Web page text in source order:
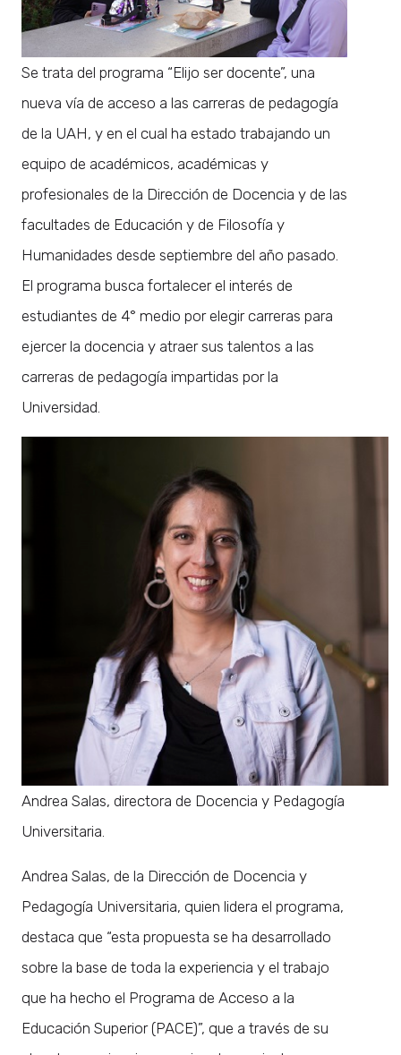
Se trata del programa “Elijo ser docente”, una
nueva vía de acceso a las carreras de pedagogía
de la UAH, y en el cual ha estado trabajando un
equipo de académicos, académicas y
profesionales de la Dirección de Docencia y de las
facultades de Educación y de Filosofía y
Humanidades desde septiembre del año pasado.
El programa busca fortalecer el interés de
estudiantes de 4° medio por elegir carreras para
ejercer la docencia y atraer sus talentos a las
carreras de pedagogía impartidas por la
Universidad.
Andrea Salas, directora de Docencia y Pedagogía
Universitaria.
Andrea Salas, de la Dirección de Docencia y
Pedagogía Universitaria, quien lidera el programa,
destaca que “esta propuesta se ha desarrollado
sobre la base de toda la experiencia y el trabajo
que ha hecho el Programa de Acceso a la
Educación Superior (PACE)”, que a través de su